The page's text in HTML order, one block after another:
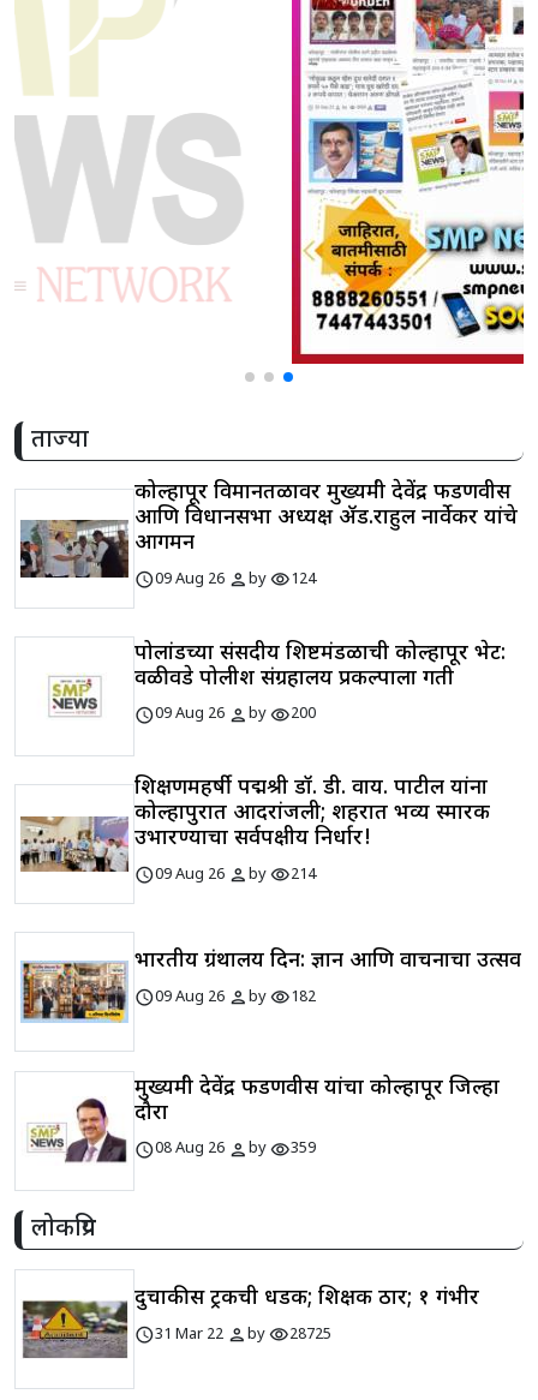
ताज्या
कोल्हापूर विमानतळावर मुख्यमंत्री देवेंद्र फडणवीस
आणि विधानसभा अध्यक्ष ॲड.राहुल नार्वेकर यांचे
आगमन
schedule09 Aug 26 personbyvisibility124
पोलांडच्या संसदीय शिष्टमंडळाची कोल्हापूर भेट:
वळीवडे पोलीश संग्रहालय प्रकल्पाला गती
schedule09 Aug 26 personbyvisibility200
शिक्षणमहर्षी पद्मश्री डॉ. डी. वाय. पाटील यांना
कोल्हापुरात आदरांजली; शहरात भव्य स्मारक
उभारण्याचा सर्वपक्षीय निर्धार!
schedule09 Aug 26 personbyvisibility214
भारतीय ग्रंथालय दिन: ज्ञान आणि वाचनाचा उत्सव
schedule09 Aug 26 personbyvisibility182
मुख्यमंत्री देवेंद्र फडणवीस यांचा कोल्हापूर जिल्हा
दौरा
schedule08 Aug 26 personbyvisibility359
लोकप्रिय
दुचाकीस ट्रकची धडक; शिक्षक ठार; १ गंभीर
schedule31 Mar 22 personbyvisibility28725